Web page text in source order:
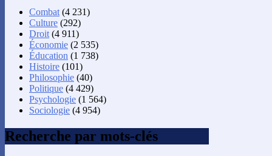
Combat (4 231)
Culture (292)
Droit (4 911)
Économie (2 535)
Éducation (1 738)
Histoire (101)
Philosophie (40)
Politique (4 429)
Psychologie (1 564)
Sociologie (4 954)
Recherche par mots-clés